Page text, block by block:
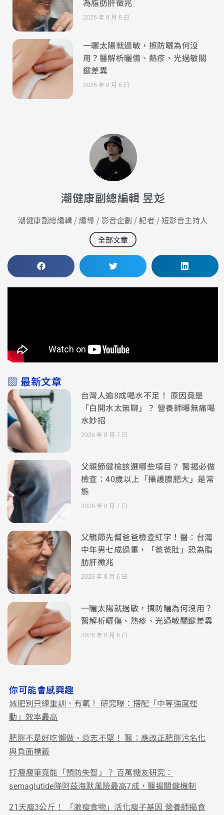
2026 年 8 月 6 日
一曬太陽就過敏，擦防曬為何沒
用？醫解析曬傷、熱疹、光過敏關
鍵差異
2026 年 8 月 6 日
潮健康副總編輯 昱彣
潮健康副總編輯 / 編導 / 影音企劃 / 記者 / 短影音主持人
全部文章
▧ 最新文章
台灣人逾8成喝水不足！ 原因竟是
「白開水太無聊」？ 營養師曝無痛喝
水妙招
2026 年 8 月 7 日
父親節健檢該選哪些項目？ 醫揭必做
檢查：40歲以上「攝護腺肥大」是常
態
2026 年 8 月 7 日
父親節先幫爸爸檢查紅字！醫：台灣
中年男七成過重，「爸爸肚」恐為脂
肪肝徵兆
2026 年 8 月 6 日
一曬太陽就過敏，擦防曬為何沒用？
醫解析曬傷、熱疹、光過敏關鍵差異
2026 年 8 月 6 日
你可能會感興趣
減肥別只練重訓、有氧！ 研究曝：搭配「中等強度運
動」效率最高
肥胖不是好吃懶做、意志不堅！ 醫：應改正肥胖污名化
與負面標籤
打瘦瘦筆竟能「預防失智」？ 百萬糖友研究：
semaglutide降阿茲海默風險最高7成，醫揭關鍵機制
21天瘦3公斤！ 「激瘦食物」活化瘦子基因 營養師揭食